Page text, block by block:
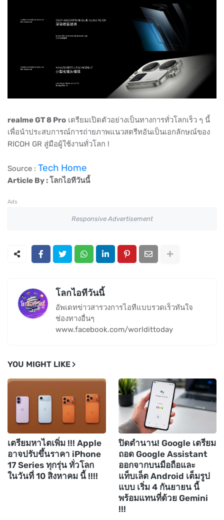
realme GT 8 Pro เตรียมเปิดตัวอย่างเป็นทางการทั่วโลกเร็ว ๆ นี้
เพื่อนำประสบการณ์การถ่ายภาพแนวสตรีทอันเป็นเอกลักษณ์ของ
RICOH GR สู่มือผู้ใช้งานทั่วโลก !
Source : Tech Home
Article By : โลกไอทีวันนี้
Ads
Responsive Advertisement
โลกไอทีวันนี้
อัพเดทข่าวสารวงการไอทีแบบรวดเร็วทันใจ
ช่องทางอื่นๆ
www.facebook.com/worldittoday
YOU MIGHT LIKE
เตรียมหาไตเพิ่ม !!! Apple
อาจปรับขึ้นราคา iPhone
17 Series ทุกรุ่น ทั่วโลก
ในวันที่ 10 สิงหาคม นี้ !!!!
ปิดตำนาน! Google เตรียม
ถอด Google Assistant
ออกจากบนมือถือและ
แท็บเล็ต Android เต็มรูป
แบบ เริ่ม 4 กันยายน นี้
พร้อมแทนที่ด้วย Gemini
!!!